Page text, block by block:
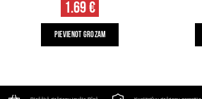
1.69 €
PIEVIENOT GROZAM